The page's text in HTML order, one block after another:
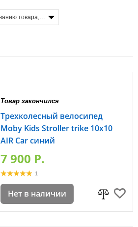
По названию товара, от А до Я
Товар закончился
Трехколесный велосипед
Moby Kids Stroller trike 10x10
AIR Car синий
7 900 P.
1
Нет в наличии